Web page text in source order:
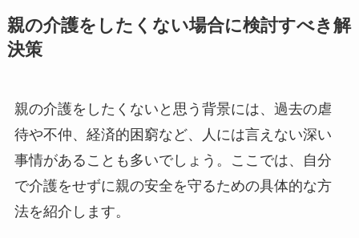
親の介護をしたくない場合に検討すべき解
決策
親の介護をしたくないと思う背景には、過去の虐
待や不仲、経済的困窮など、人には言えない深い
事情があることも多いでしょう。ここでは、自分
で介護をせずに親の安全を守るための具体的な方
法を紹介します。